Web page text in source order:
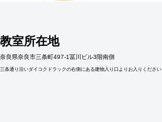
教室所在地
奈良県奈良市三条町497-1冨川ビル3階南側
三条通り沿いダイコクドラックの右側にある建物入り口よりお入りください